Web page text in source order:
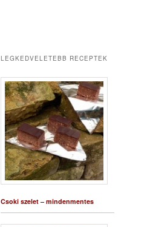
LEGKEDVELETEBB RECEPTEK
Csoki szelet – mindenmentes